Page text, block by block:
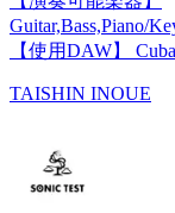
Guitar,Bass,Piano/
【使用DAW】
TAISHIN INOUE